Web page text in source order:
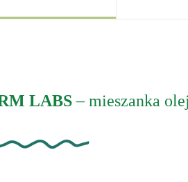
LABS– mieszanka